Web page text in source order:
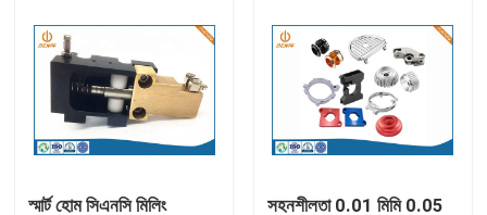
অ্যালুমিনিয়াম ডাই ঢালাই
ইভি খুচরা যন্ত্রাংশ
CNC মেশিনিং যন্ত্রাংশ
স্মার্ট হোম সিএনসি মিলিং সহনশীলতা 0.01 মিমি 0.05